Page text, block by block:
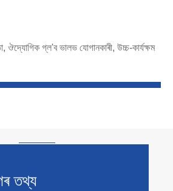
ঔদ্যোগিক গ্ল'ব ভালভ যোগানকাৰী, উচ্চ-কাৰ্যক্ষম
তথ্য